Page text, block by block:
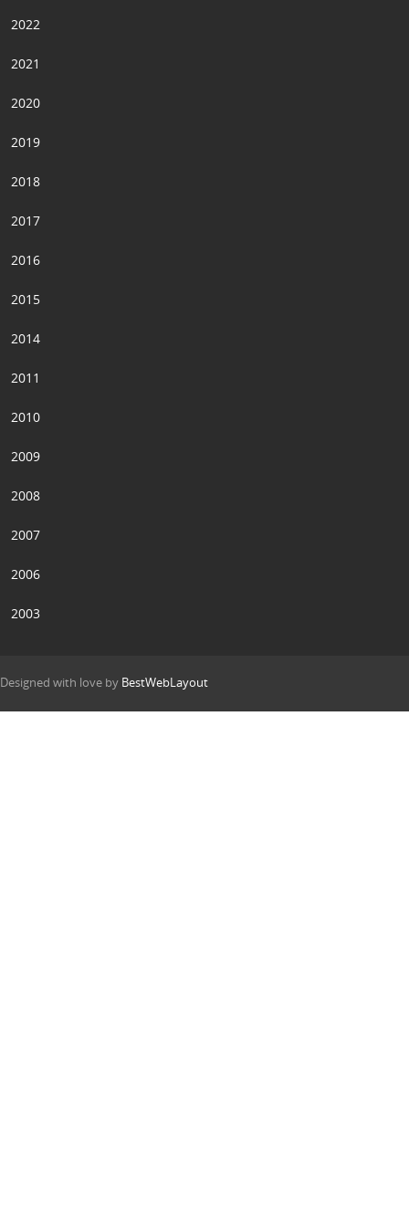
2022
2021
2020
2019
2018
2017
2016
2015
2014
2011
2010
2009
2008
2007
2006
2003
Designed with love by BestWebLayout